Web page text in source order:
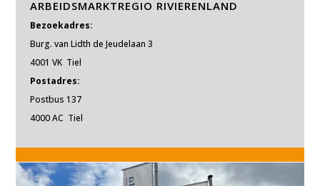
ARBEIDSMARKTREGIO RIVIERENLAND
Bezoekadres:
Burg. van Lidth de Jeudelaan 3
4001 VK Tiel
Postadres:
Postbus 137
4000 AC Tiel